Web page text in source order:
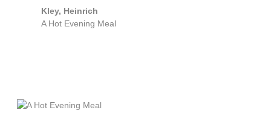
Kley, Heinrich
A Hot Evening Meal